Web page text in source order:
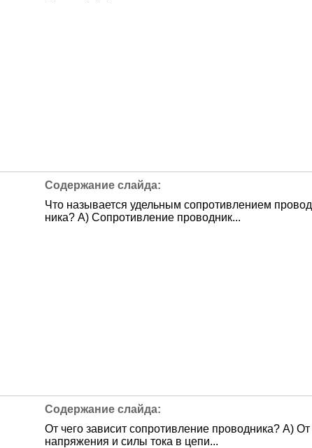
Что называется удельным сопротивлением провод
ника? А) Сопротивление проводник...
От чего зависит сопротивление проводника? А) От
напряжения и силы тока в цепи...